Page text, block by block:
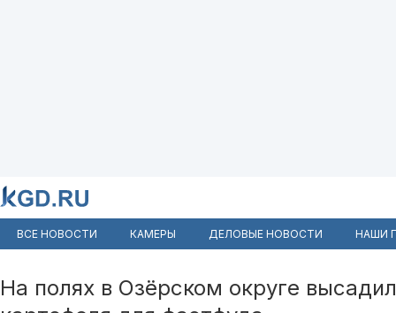
ВСЕ НОВОСТИ КАМЕРЫ ДЕЛОВЫЕ НОВОСТИ НАШИ
На полях в Озёрском округе